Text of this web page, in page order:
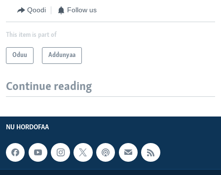
Qoodi Follow us
This item is part of
Oduu Addunyaa
Continue reading
NU HORDOFAA